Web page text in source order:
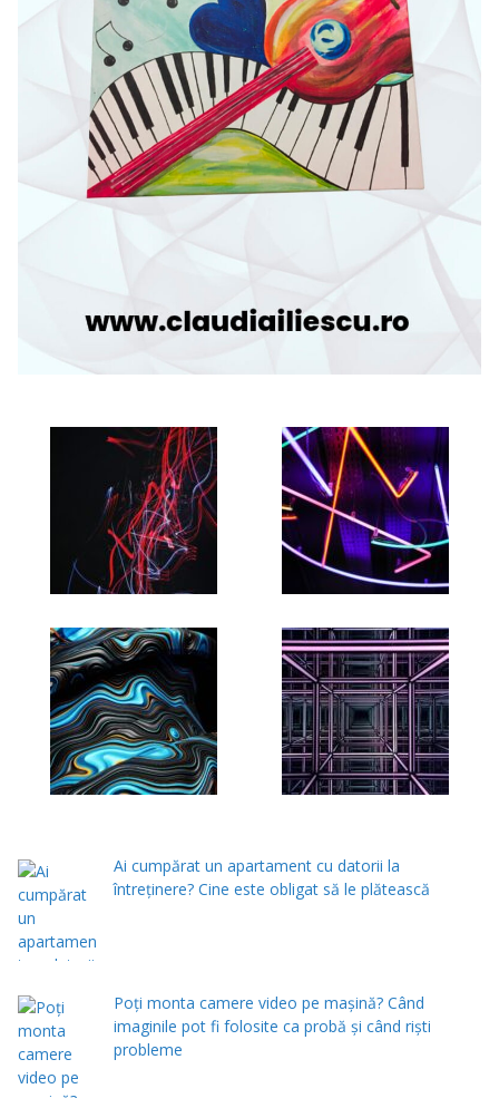
Ai cumpărat un apartament cu datorii la
întreținere? Cine este obligat să le plătească
Poți monta camere video pe mașină? Când
imaginile pot fi folosite ca probă și când riști
probleme